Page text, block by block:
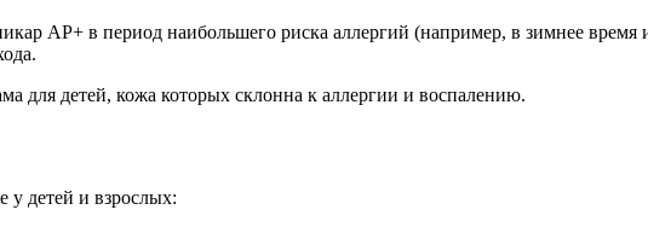
АР+ в период наибольшего риска аллергий (например, в зимнее время
для детей, кожа которых склонна к аллергии и воспалению.
у детей и взрослых: